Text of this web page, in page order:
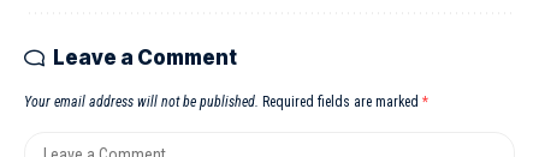
Leave a Comment
Your email address will not be published. Required fields are marked *